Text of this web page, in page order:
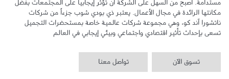
تسعى بإحداث تأثير اقتصادي واجتماعي وبيئي إيجابي في العالم
تسوق الآن تواصل معنا